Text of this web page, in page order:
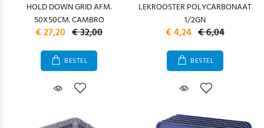
HOLD DOWN GRID AFM.
50X50CM. CAMBRO
€ 27,20 € 32,00
BESTEL
LEKROOSTER POLYCARBONAAT
1/2GN
€ 4,24 € 6,04
BESTEL